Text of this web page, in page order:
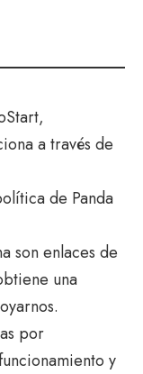
a través de
de Panda
son enlaces de
una
por
y